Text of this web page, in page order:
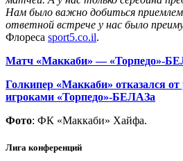
Нам было важно добиться
ответной встрече у нас было
Флореса sport5.co.il.
Матч «Маккаби» — «Торпедо»-
Голкипер «Маккаби» отказался
игроками «Торпедо»-БЕЛАЗа
Фото: ФК «Маккаби» Хайфа.
Лига конференций